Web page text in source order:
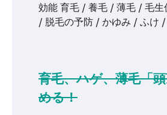
効能 育毛 / 養毛 / 薄毛 / 毛生
/ 脱毛の予防 / かゆみ / ふけ
育毛、ハゲ、薄毛「
める！